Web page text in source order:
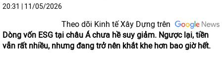
20:31 11/05/2026
Theo dõi Kinh tế Xây Dựng trên
Dòng vốn ESG tại châu Á chưa hề suy giảm. Ngược lại, tiền
vẫn rất nhiều, nhưng đang trở nên khắt khe hơn bao giờ hết.